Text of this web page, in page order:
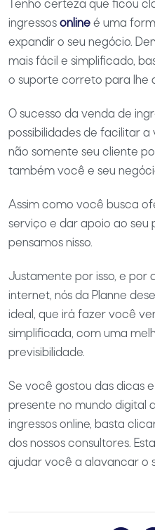
Tenho certeza que ficou
ingressos online é uma
expandir o seu negócio.
mais fácil e simplificado,
o suporte correto para lhe
O sucesso da venda de
possibilidades de facilitar
não somente seu cliente
também você e seu
Assim como você busca
serviço e dar apoio ao seu
pensamos nisso.
Justamente por isso, e
internet, nós da Planne
ideal, que irá fazer você
simplificada, com uma
previsibilidade.
Se você gostou das dicas
presente no mundo digital
ingressos online, basta
dos nossos consultores.
ajudar você a alavancar o